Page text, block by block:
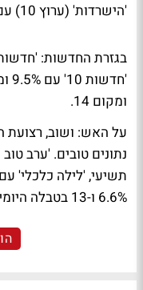
'הישרדות' (ערוץ 10) עם 11.1% ומקום רביעי.
בגזרת החדשות:
ומקום 14.
על האש:
6.6% ו-13 בטבלה היומית.